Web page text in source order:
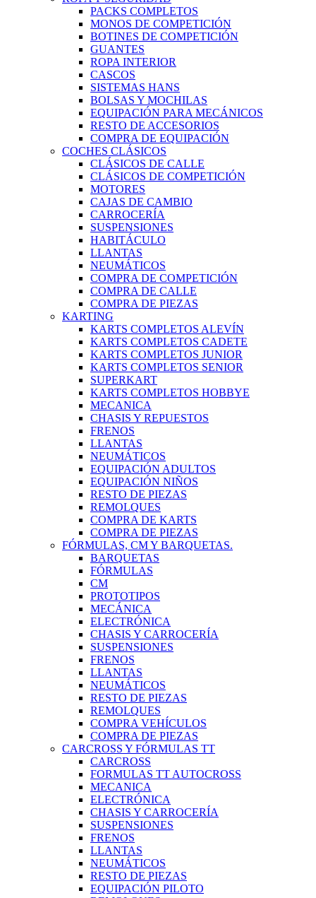
PACKS COMPLETOS
MONOS DE COMPETICIÓN
BOTINES DE COMPETICIÓN
GUANTES
ROPA INTERIOR
CASCOS
SISTEMAS HANS
BOLSAS Y MOCHILAS
EQUIPACIÓN PARA MECÁNICOS
RESTO DE ACCESORIOS
COMPRA DE EQUIPACIÓN
COCHES CLÁSICOS
CLÁSICOS DE CALLE
CLÁSICOS DE COMPETICIÓN
MOTORES
CAJAS DE CAMBIO
CARROCERÍA
SUSPENSIONES
HABITÁCULO
LLANTAS
NEUMÁTICOS
COMPRA DE COMPETICIÓN
COMPRA DE CALLE
COMPRA DE PIEZAS
KARTING
KARTS COMPLETOS ALEVÍN
KARTS COMPLETOS CADETE
KARTS COMPLETOS JUNIOR
KARTS COMPLETOS SENIOR
SUPERKART
KARTS COMPLETOS HOBBYE
MECANICA
CHASIS Y REPUESTOS
FRENOS
LLANTAS
NEUMÁTICOS
EQUIPACIÓN ADULTOS
EQUIPACIÓN NIÑOS
RESTO DE PIEZAS
REMOLQUES
COMPRA DE KARTS
COMPRA DE PIEZAS
FÓRMULAS, CM Y BARQUETAS.
BARQUETAS
FÓRMULAS
CM
PROTOTIPOS
MECÁNICA
ELECTRÓNICA
CHASIS Y CARROCERÍA
SUSPENSIONES
FRENOS
LLANTAS
NEUMÁTICOS
RESTO DE PIEZAS
REMOLQUES
COMPRA VEHÍCULOS
COMPRA DE PIEZAS
CARCROSS Y FÓRMULAS TT
CARCROSS
FORMULAS TT AUTOCROSS
MECANICA
ELECTRÓNICA
CHASIS Y CARROCERÍA
SUSPENSIONES
FRENOS
LLANTAS
NEUMÁTICOS
RESTO DE PIEZAS
EQUIPACIÓN PILOTO